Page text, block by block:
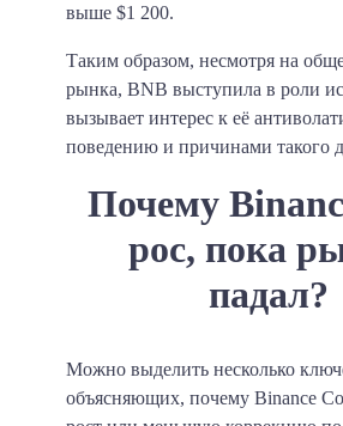
выше $1 200.
Таким образом, несмотря на
рынка, BNB выступила в роли
вызывает интерес к её
поведению и причинами такого
Почему
рос, пока
падал?
Можно выделить несколько
объясняющих, почему Binance